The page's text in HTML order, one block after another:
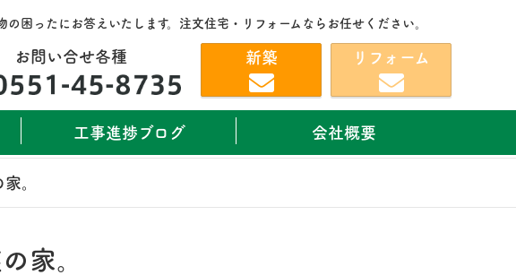
の困ったにお答えいたします。注文住宅・リフォームならお任せください。
お問い合せ各種 新築 リフォーム
工事進捗ブログ 会社概要
。
家。